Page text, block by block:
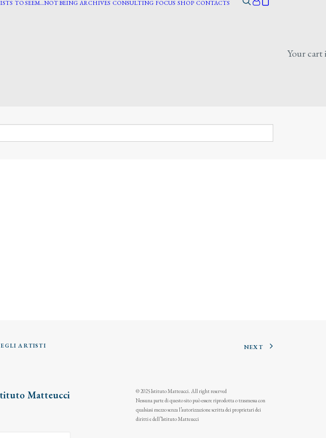
TO SEEM…NOT BEING ARCHIVES CONSULTING FOCUS SHOP CONTACTS
Your cart
ARTISTI NEXT
Matteucci
© 2025 Istituto Matteucci. All right reserved
Nessuna parte di questo sito può essere riprodotta o trasmessa con
qualsiasi mezzo senza l’autorizzazione scritta dei proprietari dei
diritti e dell’Istituto Matteucci